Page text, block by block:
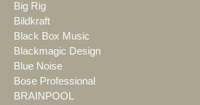
Big Rig
Bildkraft
Black Box Music
Blackmagic Design
Blue Noise
Bose Professional
BRAINPOOL